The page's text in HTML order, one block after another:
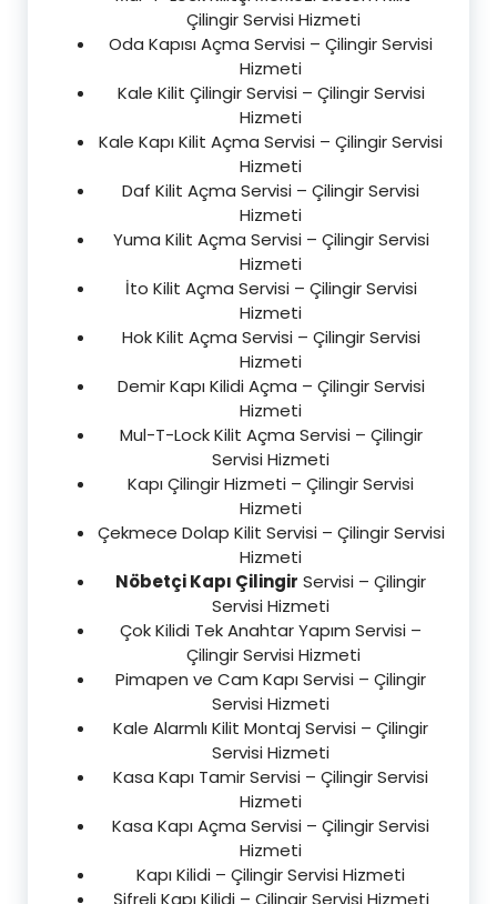
Çilingir Servisi Hizmeti
Oda Kapısı Açma Servisi – Çilingir Servisi
Hizmeti
Kale Kilit Çilingir Servisi – Çilingir Servisi
Hizmeti
Kale Kapı Kilit Açma Servisi – Çilingir Servisi
Hizmeti
Daf Kilit Açma Servisi – Çilingir Servisi
Hizmeti
Yuma Kilit Açma Servisi – Çilingir Servisi
Hizmeti
İto Kilit Açma Servisi – Çilingir Servisi
Hizmeti
Hok Kilit Açma Servisi – Çilingir Servisi
Hizmeti
Demir Kapı Kilidi Açma – Çilingir Servisi
Hizmeti
Mul-T-Lock Kilit Açma Servisi – Çilingir
Servisi Hizmeti
Kapı Çilingir Hizmeti – Çilingir Servisi
Hizmeti
Çekmece Dolap Kilit Servisi – Çilingir Servisi
Hizmeti
Nöbetçi Kapı Çilingir Servisi – Çilingir
Servisi Hizmeti
Çok Kilidi Tek Anahtar Yapım Servisi –
Çilingir Servisi Hizmeti
Pimapen ve Cam Kapı Servisi – Çilingir
Servisi Hizmeti
Kale Alarmlı Kilit Montaj Servisi – Çilingir
Servisi Hizmeti
Kasa Kapı Tamir Servisi – Çilingir Servisi
Hizmeti
Kasa Kapı Açma Servisi – Çilingir Servisi
Hizmeti
Kapı Kilidi – Çilingir Servisi Hizmeti